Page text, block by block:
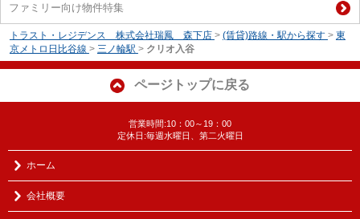
ファミリー向け物件特集
トラスト・レジデンス 株式会社瑞鳳 森下店 > (賃貸)路線・駅から探す > 東
京メトロ日比谷線 > 三ノ輪駅 > クリオ入谷
ページトップに戻る
営業時間:10：00～19：00
定休日:毎週水曜日、第二火曜日
ホーム
会社概要